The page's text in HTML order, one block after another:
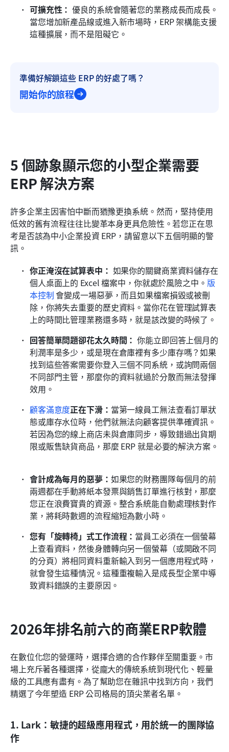
可擴充性： 優良的系統會隨著您的業務成長而成長。
當您增加新產品線或進入新市場時，ERP 架構能支援
這種擴展，而不是阻礙它。
準備好解鎖這些 ERP 的好處了嗎？
開始你的旅程
5 個跡象顯示您的小型企業需要
ERP 解決方案
許多企業主因害怕中斷而猶豫更換系統。然而，堅持使用
低效的舊有流程往往比變革本身更具危險性。若您正在思
考是否該為中小企業投資 ERP，請留意以下五個明顯的警
訊。
你正淹沒在試算表中： 如果你的關鍵商業資料儲存在
個人桌面上的 Excel 檔案中，你就處於風險之中。 版
本控制 會變成一場惡夢，而且如果檔案損毀或被刪
除，你將失去重要的歷史資料。當你花在管理試算表
上的時間比管理業務還多時，就是該改變的時候了。
回答簡單問題卻花太久時間： 你能立即回答上個月的
利潤率是多少，或是現在倉庫裡有多少庫存嗎？如果
找到這些答案需要你登入三個不同系統，或詢問兩個
不同部門主管，那麼你的資料就過於分散而無法發揮
效用。
顧客滿意度正在下滑： 當第一線員工無法查看訂單狀
態或庫存水位時，他們就無法向顧客提供準確資訊。
若因為您的線上商店未與倉庫同步，導致錯過出貨期
會計成為每月的惡夢： 如果您的財務團隊每個月的前
兩週都在手動將紙本發票與銷售訂單進行核對，那麼
您正在浪費寶貴的資源。整合系統能自動處理核對作
業，將耗時數週的流程縮短為數小時。
您有「旋轉椅」式工作流程： 當員工必須在一個螢幕
上查看資料，然後身體轉向另一個螢幕（或開啟不同
的分頁）將相同資料重新輸入到另一個應用程式時，
就會發生這種情況。這種重複輸入是成長型企業中導
致資料錯誤的主要原因。
2026年排名前六的商業ERP軟體
在數位化您的營運時，選擇合適的合作夥伴至關重要。市
場上充斥著各種選擇，從龐大的傳統系統到現代化、輕量
級的工具應有盡有。為了幫助您在雜訊中找到方向，我們
精選了今年塑造 ERP 公司格局的頂尖業者名單。
1. Lark：敏捷的超級應用程式，用於統一的團隊協
作